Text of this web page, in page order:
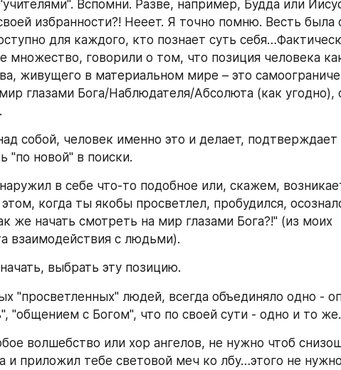
Вспомни. Разве, например, Будда или
избранности?! Нееет. Я точно помню. Весть была
для каждого, кто познает суть
множество, говорили о том, что позиция человека
живущего в материальном мире – это
глазами Бога/Наблюдателя/Абсолюта (как угодно),
собой, человек именно это и делает, подтверждает
"по новой" в поиски.
в себе что-то подобное или, скажем,
когда ты якобы просветлел, пробудился,
же начать смотреть на мир глазами Бога?!" (из моих
взаимодействия с людьми).
выбрать эту позицию.
"просветленных" людей, всегда объединяло одно -
"общением с Богом", что по своей сути - одно и то же.
волшебство или хор ангелов, не нужно чтоб
и приложил тебе световой меч ко лбу…этого не